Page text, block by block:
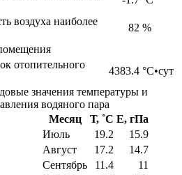
воздуха наиболее
82 %
отопительного
4383.4 °С•сут
значения температуры и
водяного пара
Месяц Т, ˚С E, гПа
Июль 19.2
15.9
Август 17.2
14.7
Сентябрь 11.4
11